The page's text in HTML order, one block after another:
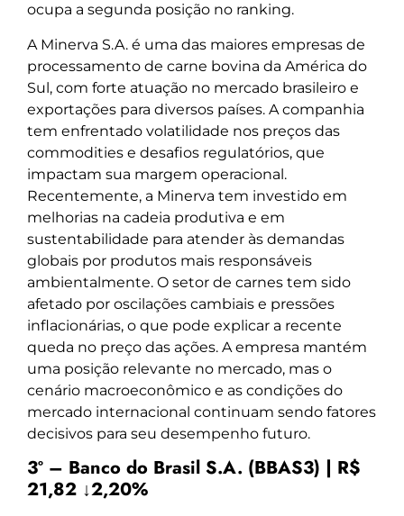
ocupa a segunda posição no ranking.
A Minerva S.A. é uma das maiores empresas de
processamento de carne bovina da América do
Sul, com forte atuação no mercado brasileiro e
exportações para diversos países. A companhia
tem enfrentado volatilidade nos preços das
commodities e desafios regulatórios, que
impactam sua margem operacional.
Recentemente, a Minerva tem investido em
melhorias na cadeia produtiva e em
sustentabilidade para atender às demandas
globais por produtos mais responsáveis
ambientalmente. O setor de carnes tem sido
afetado por oscilações cambiais e pressões
inflacionárias, o que pode explicar a recente
queda no preço das ações. A empresa mantém
uma posição relevante no mercado, mas o
cenário macroeconômico e as condições do
mercado internacional continuam sendo fatores
decisivos para seu desempenho futuro.
3º – Banco do Brasil S.A. (BBAS3) | R$
21,82 ↓2,20%